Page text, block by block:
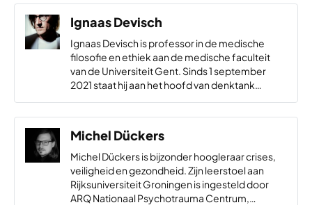
Ignaas Devisch
Ignaas Devisch is professor in de medische
filosofie en ethiek aan de medische faculteit
van de Universiteit Gent. Sinds 1 september
2021 staat hij aan het hoofd van denktank
Michel Dückers
Michel Dückers is bijzonder hoogleraar crises,
veiligheid en gezondheid. Zijn leerstoel aan
Rijksuniversiteit Groningen is ingesteld door
ARQ Nationaal Psychotrauma Centrum,